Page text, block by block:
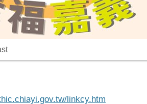
linkcy.htm